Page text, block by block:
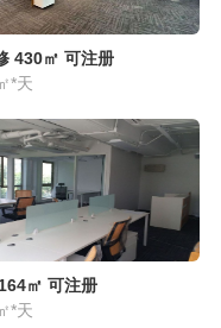
430㎡ 可注册
*天
164㎡ 可注册
*天